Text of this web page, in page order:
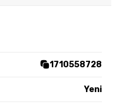
1710558728
Yeni